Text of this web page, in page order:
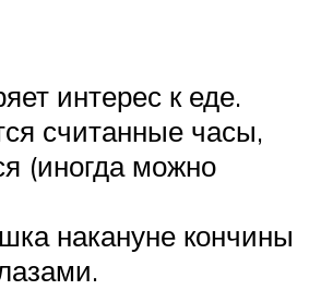
интерес к еде.
считанные часы,
(иногда можно
накануне кончины